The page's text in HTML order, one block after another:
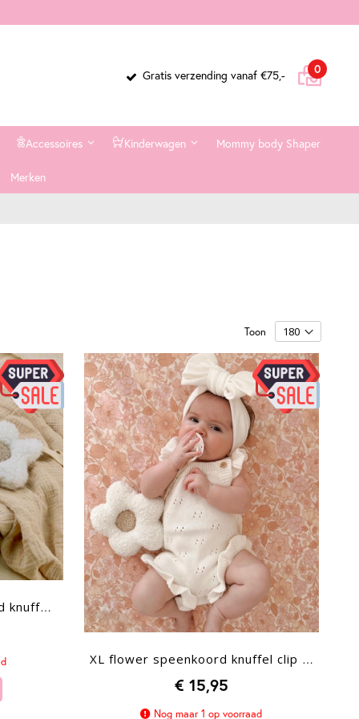
Cart
0items
Gratis verzending vanaf €75,-
Accessoires Kinderwagen Mommy body Shaper
Merken
Toon
Medium flower speenkoord knuffel clip white
XL flower speenkoord knuffel clip white
€ 15,95
Nog maar 1 op voorraad